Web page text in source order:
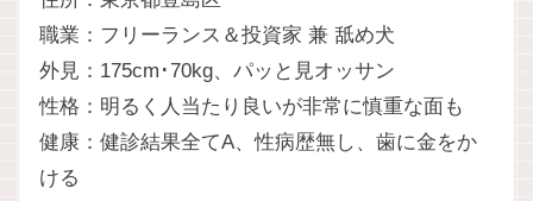
職業：フリーランス＆投資家 兼 舐め犬
外見：175cm･70kg、パッと見オッサン
性格：明るく人当たり良いが非常に慎重な面も
健康：健診結果全てA、性病歴無し、歯に金をか
ける